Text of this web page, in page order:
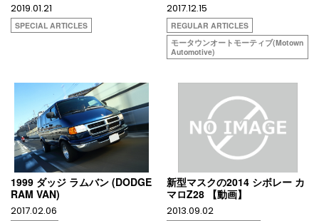
2019.01.21
SPECIAL ARTICLES
2017.12.15
REGULAR ARTICLES
モータウンオートモーティブ(Motown
Automotive)
1999 ダッジ ラムバン (DODGE
RAM VAN)
2017.02.06
新型マスクの2014 シボレー カ
マロZ28 【動画】
2013.09.02